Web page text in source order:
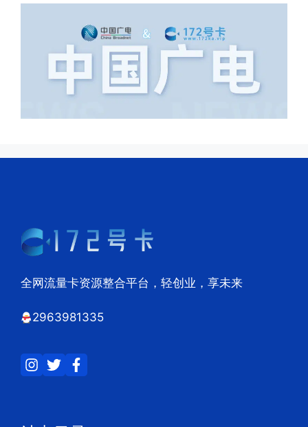
全网流量卡资源整合平台，轻创业，享未来
2963981335